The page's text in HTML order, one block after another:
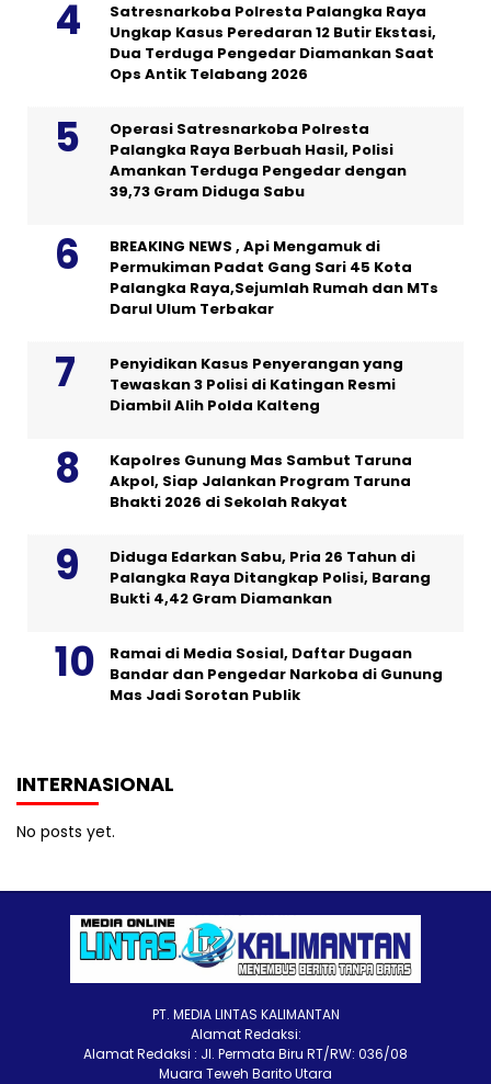
Satresnarkoba Polresta Palangka Raya
Ungkap Kasus Peredaran 12 Butir Ekstasi,
Dua Terduga Pengedar Diamankan Saat
Ops Antik Telabang 2026
Operasi Satresnarkoba Polresta
Palangka Raya Berbuah Hasil, Polisi
Amankan Terduga Pengedar dengan
39,73 Gram Diduga Sabu
BREAKING NEWS , Api Mengamuk di
Permukiman Padat Gang Sari 45 Kota
Palangka Raya,Sejumlah Rumah dan MTs
Darul Ulum Terbakar
Penyidikan Kasus Penyerangan yang
Tewaskan 3 Polisi di Katingan Resmi
Diambil Alih Polda Kalteng
Kapolres Gunung Mas Sambut Taruna
Akpol, Siap Jalankan Program Taruna
Bhakti 2026 di Sekolah Rakyat
Diduga Edarkan Sabu, Pria 26 Tahun di
Palangka Raya Ditangkap Polisi, Barang
Bukti 4,42 Gram Diamankan
Ramai di Media Sosial, Daftar Dugaan
Bandar dan Pengedar Narkoba di Gunung
Mas Jadi Sorotan Publik
INTERNASIONAL
No posts yet.
PT. MEDIA LINTAS KALIMANTAN
Alamat Redaksi:
Alamat Redaksi : Jl. Permata Biru RT/RW: 036/08
Muara Teweh Barito Utara